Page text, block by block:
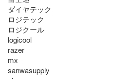
ダイヤテック
ロジテック
ロジクール
logicool
razer
mx
sanwasupply